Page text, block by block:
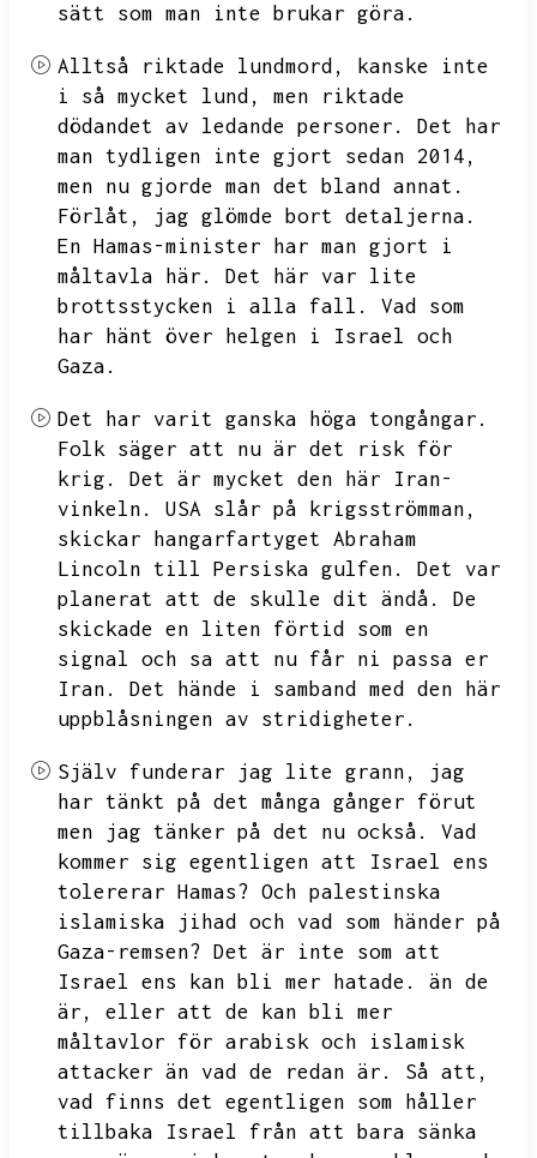
sätt som man inte brukar göra.
Alltså riktade lundmord,
kanske inte
i så mycket lund,
men riktade
dödandet av ledande personer.
Det har
man tydligen inte gjort sedan 2014,
men nu gjorde man det bland annat.
Förlåt,
jag glömde bort detaljerna.
En Hamas-minister har man gjort i
måltavla här.
Det här var lite
brottsstycken i alla fall.
Vad som
har hänt över helgen i Israel och
Gaza.
Det har varit ganska höga tongångar.
Folk säger att nu är det risk för
krig.
Det är mycket den här Iran-
vinkeln.
USA slår på krigsströmman,
skickar hangarfartyget Abraham
Lincoln till Persiska gulfen.
Det var
planerat att de skulle dit ändå.
De
skickade en liten förtid som en
signal och sa att nu får ni passa er
Iran.
Det hände i samband med den här
uppblåsningen av stridigheter.
Själv funderar jag lite grann,
jag
har tänkt på det många gånger förut
men jag tänker på det nu också.
Vad
kommer sig egentligen att Israel ens
tolererar Hamas? Och palestinska
islamiska jihad och vad som händer på
Gaza-remsen? Det är inte som att
Israel ens kan bli mer hatade.
än de
är,
eller att de kan bli mer
måltavlor för arabisk och islamisk
attacker än vad de redan är.
Så att,
vad finns det egentligen som håller
tillbaka Israel från att bara sänka